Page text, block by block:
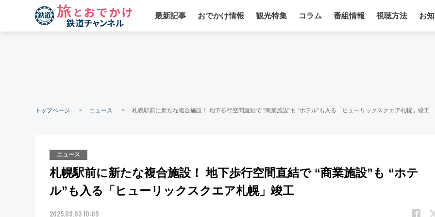
最新記事 おでかけ情報 観光特集 コラム 番組情報 視聴方法 お
トップページ ニュース 札幌駅前に新たな複合施設！ 地下歩行空間直結で “商業施設”も “ホテル”も入る「ヒューリックスクエア札幌」竣工
ニュース
札幌駅前に新たな複合施設！ 地下歩行空間直結で “商業施設”も “ホテ
ル”も入る「ヒューリックスクエア札幌」竣工
2025.09.03 10:09